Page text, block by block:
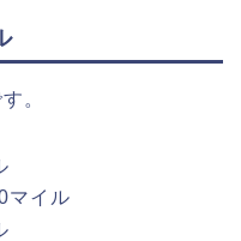
。
マイル